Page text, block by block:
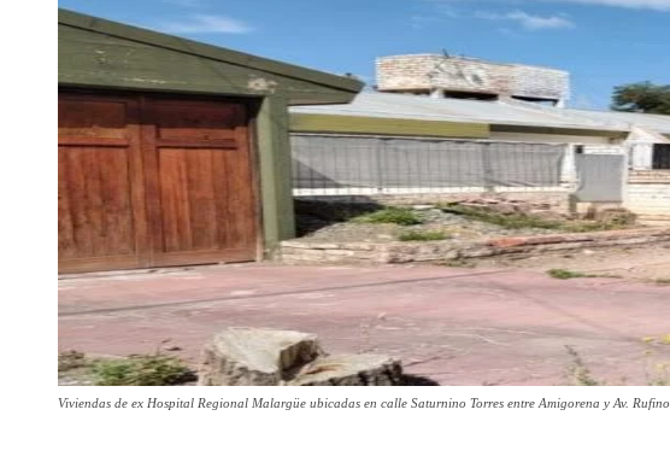
Viviendas de ex Hospital Regional Malargüe ubicadas en calle Saturnino Torres entre Amigorena y Av.